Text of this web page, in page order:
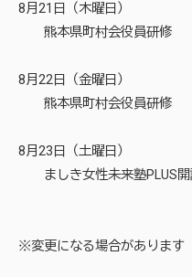
8月21日（木曜日）
熊本県町村会役員研修
8月22日（金曜日）
熊本県町村会役員研修
8月23日（土曜日）
ましき女性未来塾PLUS開
※変更になる場合があります